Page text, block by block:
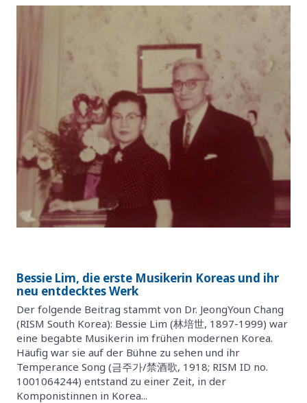
Bessie Lim, die erste Musikerin Koreas und ihr
neu entdecktes Werk
Der folgende Beitrag stammt von Dr. JeongYoun Chang
(RISM South Korea): Bessie Lim (林培世, 1897-1999) war
eine begabte Musikerin im frühen modernen Korea.
Häufig war sie auf der Bühne zu sehen und ihr
Temperance Song (금주가/禁酒歌, 1918; RISM ID no.
1001064244) entstand zu einer Zeit, in der
Komponistinnen in Korea...